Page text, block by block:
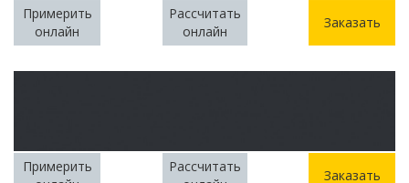
Примерить
онлайн
Рассчитать
онлайн
Заказать
Примерить
Рассчитать
Заказать